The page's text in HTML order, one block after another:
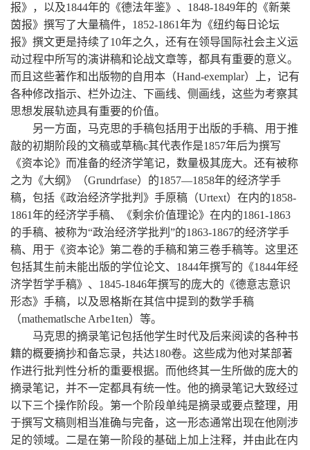
报》，以及1844年的《德法年鉴》、1848-1849年的《新莱
茵报》撰写了大量稿件，1852-1861年为《纽约每日论坛
报》撰文更是持续了10年之久，还有在领导国际社会主义运
动过程中所写的演讲稿和论战文章等，都具有重要的意义。
而且这些著作和出版物的自用本（Hand-exemplar）上，记有
各种修改指示、栏外边注、下画线、侧画线，这些为考察其
思想发展轨迹具有重要的价值。
另一方面，马克思的手稿包括用于出版的手稿、用于推
敲的初期阶段的文稿或草稿c其代表作是1857年后为撰写
《资本论》而准备的经济学笔记，数量极其庞大。还有被称
之为《大纲》（Grundrfase）的1857—1858年的经济学手
稿，包括《政治经济学批判》手原稿（Urtext）在内的1858-
1861年的经济学手稿、《剩余价值理论》在内的1861-1863
的手稿、被称为“政治经济学批判”的1863-1867的经济学手
稿、用于《资本论》第二卷的手稿和第三卷手稿等。这里还
包括其生前未能出版的学位论文、1844年撰写的《1844年经
济学哲学手稿》、1845-1846年撰写的庞大的《德意志意识
形态》手稿，以及恩格斯在其信中提到的数学手稿
（mathematlsche Arbe1ten）等。
马克思的摘录笔记包括他学生时代及后来阅读的各种书
籍的概要摘抄和备忘录，共达180卷。这些成为他对某部著
作进行批判性分析的重要根据。而他终其一生所做的庞大的
摘录笔记，并不一定都具有统一性。他的摘录笔记大致经过
以下三个操作阶段。第一个阶段单纯是摘录或要点整理，用
于撰写文稿则相当准确与完备，这一形态通常出现在他刚涉
足的领域。二是在第一阶段的基础上加上注释，并由此在内